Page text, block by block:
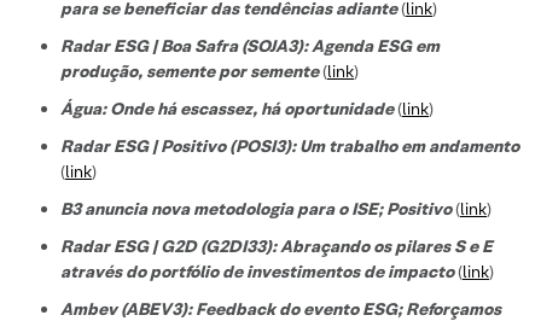
para se beneficiar das tendências adiante(link)
Radar ESG | Boa Safra (SOJA3): Agenda ESG em
produção, semente por semente(link)
Água: Onde há escassez, há oportunidade(link)
Radar ESG | Positivo (POSI3): Um trabalho em andamento
(link)
B3 anuncia nova metodologia para o ISE; Positivo(link)
Radar ESG | G2D (G2DI33): Abraçando os pilares S e E
através do portfólio de investimentos de impacto(link)
Ambev (ABEV3): Feedback do evento ESG; Reforçamos